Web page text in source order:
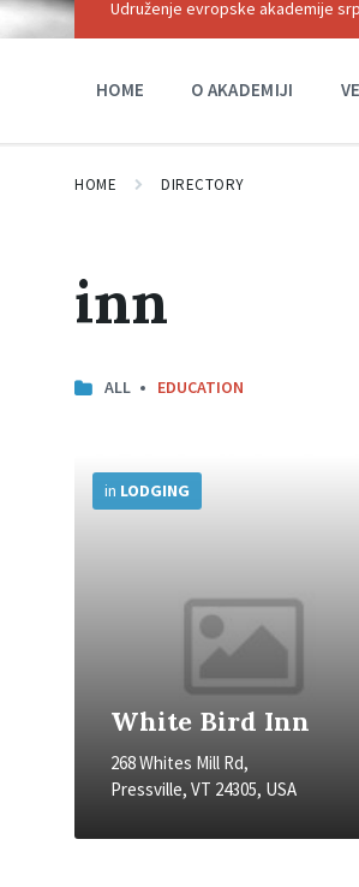
Udruženje evropske akademije
HOME O AKADEMIJI
HOME DIRECTORY
inn
ALL EDUCATION
White Bird Inn
268 Whites Mill Rd,
Pressville, VT 24305, USA
in LODGING
Info